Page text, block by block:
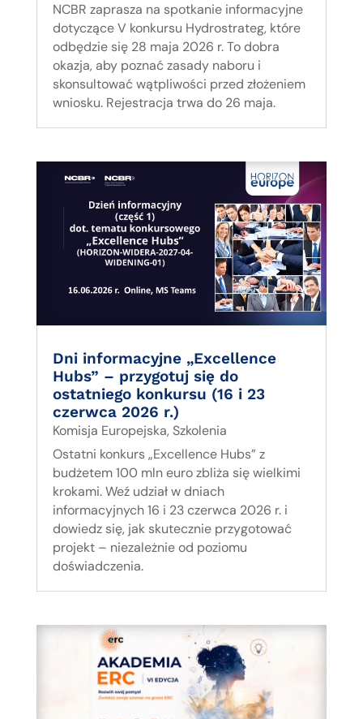
NCBR zaprasza na spotkanie informacyjne
dotyczące V konkursu Hydrostrateg, które
odbędzie się 28 maja 2026 r. To dobra
okazja, aby poznać zasady naboru i
skonsultować wątpliwości przed złożeniem
wniosku. Rejestracja trwa do 26 maja.
Dni informacyjne „Excellence
Hubs” – przygotuj się do
ostatniego konkursu (16 i 23
czerwca 2026 r.)
Komisja Europejska,Szkolenia
Ostatni konkurs „Excellence Hubs” z
budżetem 100 mln euro zbliża się wielkimi
krokami. Weź udział w dniach
informacyjnych 16 i 23 czerwca 2026 r. i
dowiedz się, jak skutecznie przygotować
projekt – niezależnie od poziomu
doświadczenia.